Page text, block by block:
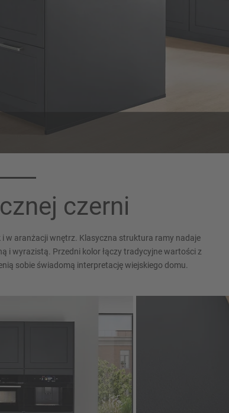
Płyta robocza 366
czerni
w aranżacji wnętrz. Klasyczna struktura ramy nadaje
i wyrazistą. Przedni kolor łączy tradycyjne wartości z
sobie świadomą interpretację wiejskiego domu.